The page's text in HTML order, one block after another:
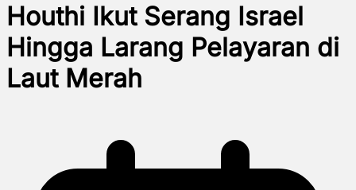
Houthi Ikut Serang Israel
Hingga Larang Pelayaran di
Laut Merah